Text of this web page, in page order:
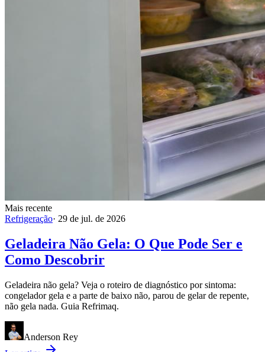
Mais recente
Refrigeração· 29 de jul. de 2026
Geladeira Não Gela: O Que Pode Ser e
Como Descobrir
Geladeira não gela? Veja o roteiro de diagnóstico por sintoma:
congelador gela e a parte de baixo não, parou de gelar de repente,
não gela nada. Guia Refrimaq.
Anderson Rey